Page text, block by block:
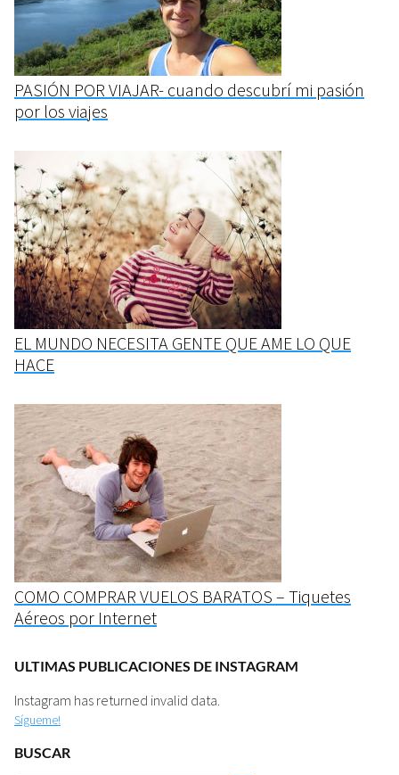
PASIÓN POR VIAJAR- cuando descubrí mi pasión
por los viajes
EL MUNDO NECESITA GENTE QUE AME LO QUE
HACE
COMO COMPRAR VUELOS BARATOS – Tiquetes
Aéreos por Internet
ULTIMAS PUBLICACIONES DE INSTAGRAM
Instagram has returned invalid data.
Sígueme!
BUSCAR